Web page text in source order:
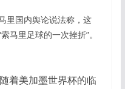
国内舆论说法称，这
马里足球的一次挫折”。
着美加墨世界杯的临